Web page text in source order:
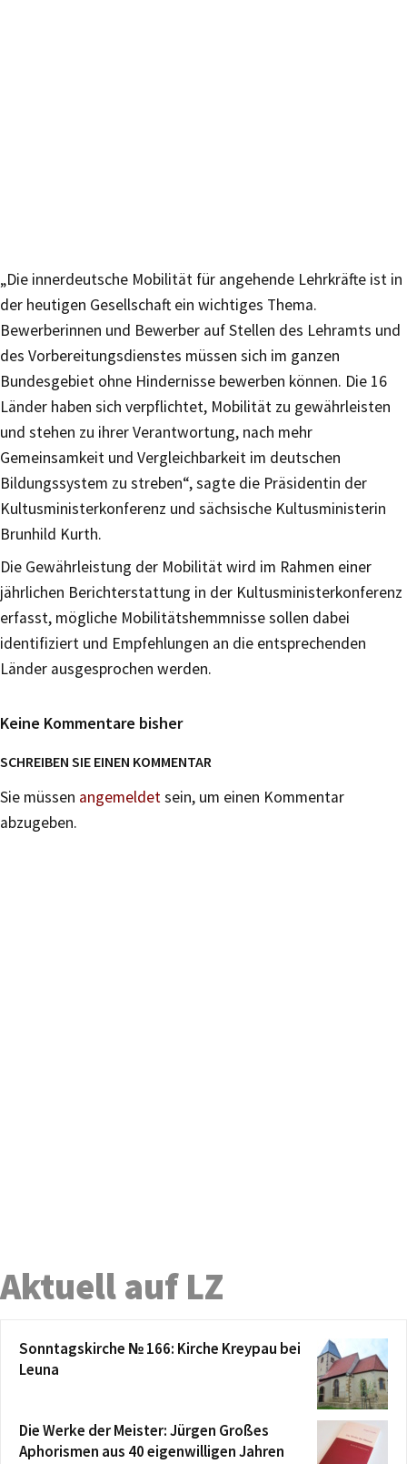
„Die innerdeutsche Mobilität für angehende Lehrkräfte ist in
der heutigen Gesellschaft ein wichtiges Thema.
Bewerberinnen und Bewerber auf Stellen des Lehramts und
des Vorbereitungsdienstes müssen sich im ganzen
Bundesgebiet ohne Hindernisse bewerben können. Die 16
Länder haben sich verpflichtet, Mobilität zu gewährleisten
und stehen zu ihrer Verantwortung, nach mehr
Gemeinsamkeit und Vergleichbarkeit im deutschen
Bildungssystem zu streben“, sagte die Präsidentin der
Kultusministerkonferenz und sächsische Kultusministerin
Brunhild Kurth.
Die Gewährleistung der Mobilität wird im Rahmen einer
jährlichen Berichterstattung in der Kultusministerkonferenz
erfasst, mögliche Mobilitätshemmnisse sollen dabei
identifiziert und Empfehlungen an die entsprechenden
Länder ausgesprochen werden.
Keine Kommentare bisher
SCHREIBEN SIE EINEN KOMMENTAR
Sie müssen angemeldetsein, um einen Kommentar
abzugeben.
Aktuell auf LZ
Sonntagskirche № 166: Kirche Kreypau bei
Leuna
Die Werke der Meister: Jürgen Großes
Aphorismen aus 40 eigenwilligen Jahren